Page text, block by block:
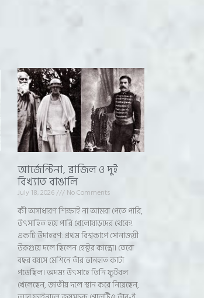
আর্জেন্টিনা, ব্রাজিল ও দুই
বিখ্যাত বাঙালি
July 18, 2026 No Comments
কী অসাধারণ শিক্ষাই না আমরা পেতে পারি,
উৎসাহিত হয়ে পারি খেলোয়াড়দের থেকে!
একটি উদাহরণ: প্রথম বিশ্বকাপে সোনাজয়ী
উরুগুয়ে দলে ছিলেন হেক্টর কাস্ত্রো। তেরো
বছর বয়সে মেশিনে তাঁর ডানহাত কাটা
পড়েছিল। অদম্য উৎসাহে তিনি ফুটবল
খেলেছেন, জাতীয় দলে স্থান করে নিয়েছেন,